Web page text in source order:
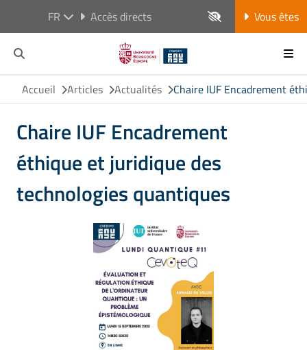
FR Accès directs Vous êtes
Accueil Articles Actualités Chaire IUF Encadrement
Chaire IUF Encadrement
éthique et juridique des
technologies quantiques